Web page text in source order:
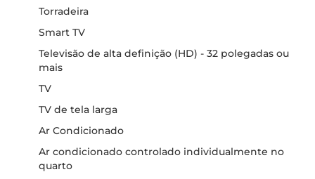
Torradeira
Smart TV
Televisão de alta definição (HD) - 32 polegadas ou
mais
TV
TV de tela larga
Ar Condicionado
Ar condicionado controlado individualmente no
quarto